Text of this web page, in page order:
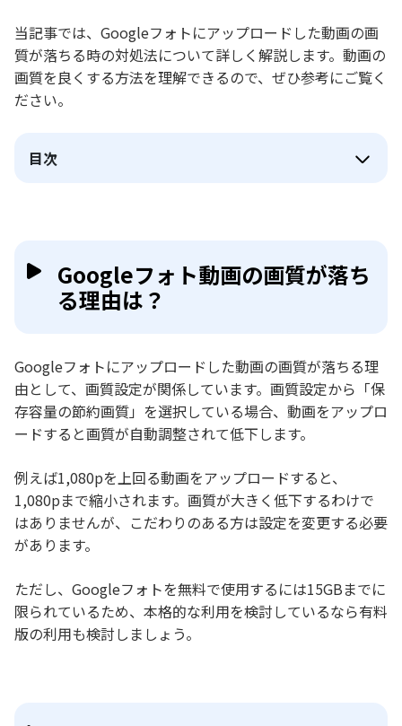
当記事では、Googleフォトにアップロードした動画の画
質が落ちる時の対処法について詳しく解説します。動画の
画質を良くする方法を理解できるので、ぜひ参考にご覧く
ださい。
目次
Googleフォト動画の画質が落ち
る理由は？
Googleフォトにアップロードした動画の画質が落ちる理
由として、画質設定が関係しています。画質設定から「保
存容量の節約画質」を選択している場合、動画をアップロ
ードすると画質が自動調整されて低下します。
例えば1,080pを上回る動画をアップロードすると、
1,080pまで縮小されます。画質が大きく低下するわけで
はありませんが、こだわりのある方は設定を変更する必要
があります。
ただし、Googleフォトを無料で使用するには15GBまでに
限られているため、本格的な利用を検討しているなら有料
版の利用も検討しましょう。